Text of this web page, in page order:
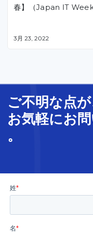
春】（Japan IT Week
3月 23, 2022
ご不明な点が
お気軽にお
。